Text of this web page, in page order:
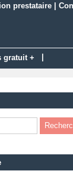
prestataire
gratuit +